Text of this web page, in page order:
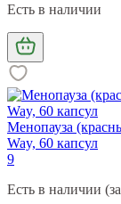
Есть в наличии
Менопауза
Way, 60 капсул
9
Есть в наличии